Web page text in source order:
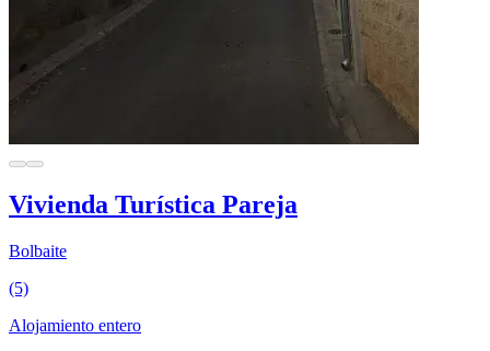
Vivienda Turística Pareja
Bolbaite
(5)
Alojamiento entero